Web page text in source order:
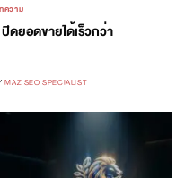
ความ
ดยอดขายได้เร็วกว่า
MAZ SEO SPECIALIST